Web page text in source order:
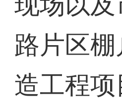
路片区
造工程项